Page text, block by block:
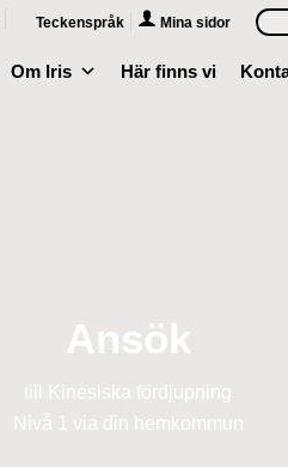
Teckenspråk Mina sidor
Om Iris Här finns vi
Ansök
till Kinesiska fördjupning
Nivå 1 via din hemkommun